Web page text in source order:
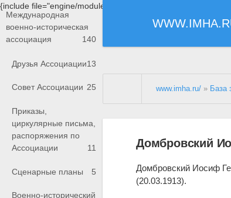
{include file="engine/modules/saperu/head.php"}
Международная
военно-историческая
ассоциация
140
Друзья Ассоциации13
Совет Ассоциации 25
Приказы,
циркулярные письма,
распоряжения по
Ассоциации
11
Сценарные планы 5
Военно-исторический
www.imha.ru/ » База
Домбровский
Домбровский Иосиф
(20.03.1913).